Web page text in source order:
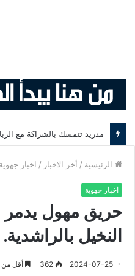
مدريد تتمسك بالشراكة مع الرباط
الرئيسية / أخر الاخبار / اخبار جهوية
اخبار جهوية
حريق مهول يدمر
النخيل بالراشدية.
2024-07-25
362 أقل من